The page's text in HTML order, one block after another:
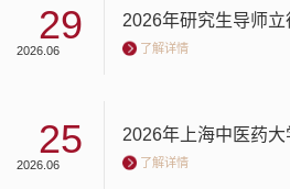
29
2026.06 了解详情
25
2026.06 了解详情